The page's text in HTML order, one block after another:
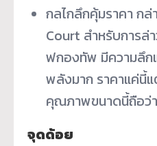
กลไกลึกคุ้มราคา ก
Court สำหรับการล่
ฟกองทัพ มีความลึก
พลังมาก ราคาแค่นี้
คุณภาพขนาดนี้ถือว่
จุดด้อย